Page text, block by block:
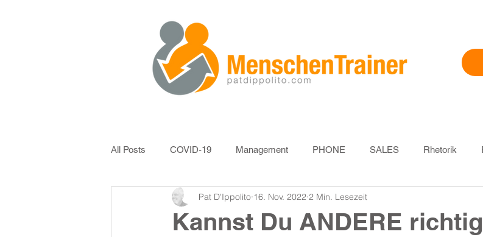
All Posts COVID-19 Management PHONE SALES Rhetorik
KundenCoaching Mitarbeiter Zeitmanagement
Kannst Du ANDERE
Pat D'Ippolito 16. Nov. 2022 2 Min. Lesezeit